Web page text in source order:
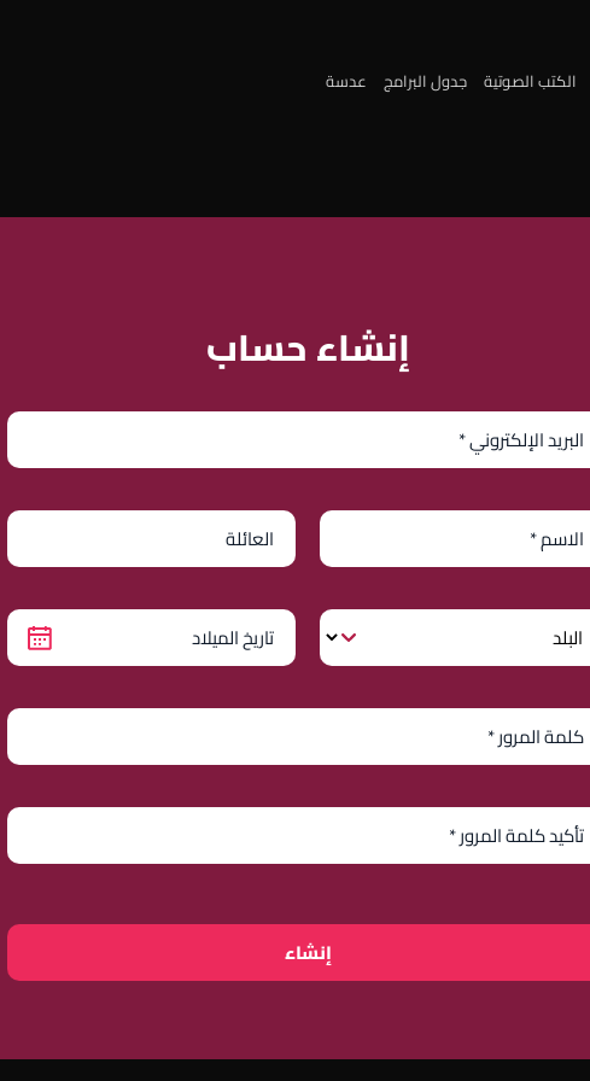
الكتب الصوتية جدول البرامج عدسة
إنشاء حساب
إنشاء